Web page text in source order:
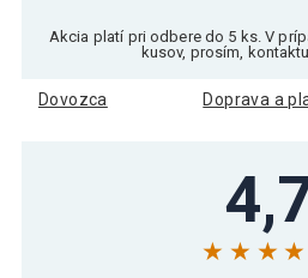
Podložka na jógu 190 x
svetlo modrá
Podložka na jógu
Podložka na jógu
cm – oranžová
Akcia platí pri odbere do 5 ks. V
kusov, prosím,
Dovozca Doprava a